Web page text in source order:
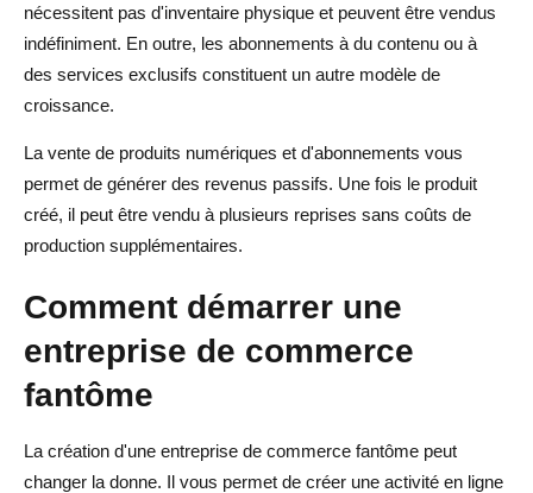
nécessitent pas d'inventaire physique et peuvent être vendus
indéfiniment. En outre, les abonnements à du contenu ou à
des services exclusifs constituent un autre modèle de
croissance.
La vente de produits numériques et d'abonnements vous
permet de générer des revenus passifs. Une fois le produit
créé, il peut être vendu à plusieurs reprises sans coûts de
production supplémentaires.
Comment démarrer une
entreprise de commerce
fantôme
La création d'une entreprise de commerce fantôme peut
changer la donne. Il vous permet de créer une activité en ligne